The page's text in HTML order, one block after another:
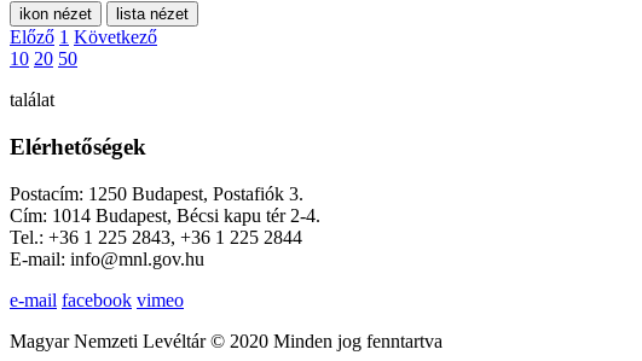
ikon nézet lista nézet
Előző 1 Következő
10 20 50
találat
Elérhetőségek
Postacím: 1250 Budapest, Postafiók 3.
Cím: 1014 Budapest, Bécsi kapu tér 2-4.
Tel.: +36 1 225 2843, +36 1 225 2844
E-mail: info@mnl.gov.hu
e-mail facebook vimeo
Magyar Nemzeti Levéltár © 2020 Minden jog fenntartva